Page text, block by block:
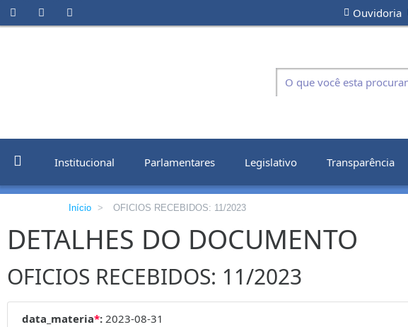
Ouvidoria
Institucional Parlamentares Legislativo Transparência
Início > OFICIOS RECEBIDOS: 11/2023
DETALHES DO DOCUMENTO
OFICIOS RECEBIDOS: 11/2023
data_materia*: 2023-08-31